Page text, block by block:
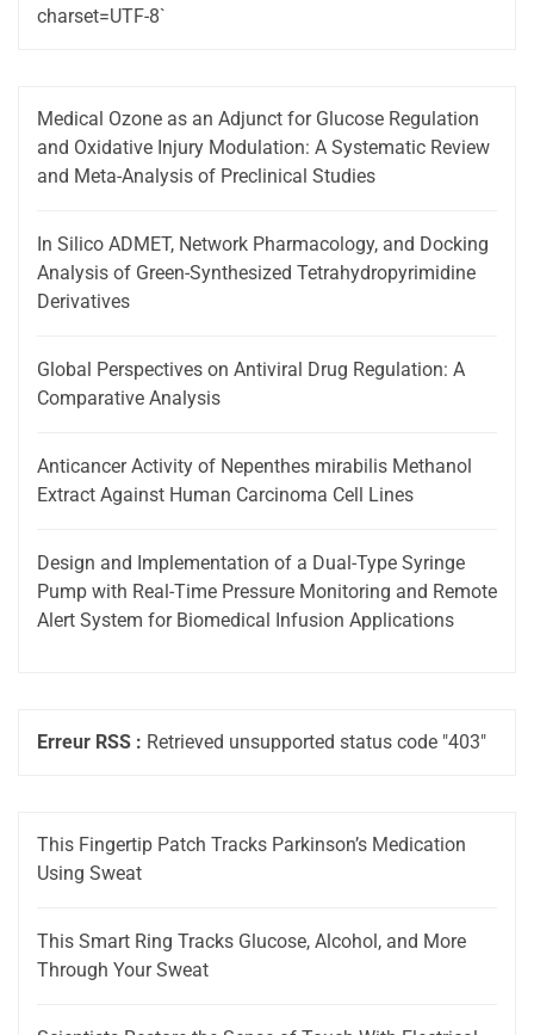
charset=UTF-8`
Medical Ozone as an Adjunct for Glucose Regulation
and Oxidative Injury Modulation: A Systematic Review
and Meta-Analysis of Preclinical Studies
In Silico ADMET, Network Pharmacology, and Docking
Analysis of Green-Synthesized Tetrahydropyrimidine
Derivatives
Global Perspectives on Antiviral Drug Regulation: A
Comparative Analysis
Anticancer Activity of Nepenthes mirabilis Methanol
Extract Against Human Carcinoma Cell Lines
Design and Implementation of a Dual-Type Syringe
Pump with Real-Time Pressure Monitoring and Remote
Alert System for Biomedical Infusion Applications
Erreur RSS : Retrieved unsupported status code "403"
This Fingertip Patch Tracks Parkinson’s Medication
Using Sweat
This Smart Ring Tracks Glucose, Alcohol, and More
Through Your Sweat